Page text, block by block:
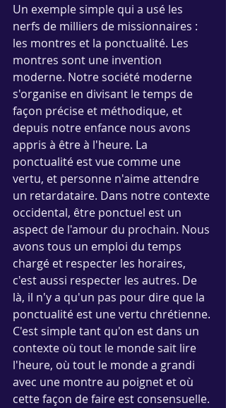
Un exemple simple qui a usé les
nerfs de milliers de missionnaires :
les montres et la ponctualité. Les
montres sont une invention
moderne. Notre société moderne
s'organise en divisant le temps de
façon précise et méthodique, et
depuis notre enfance nous avons
appris à être à l'heure. La
ponctualité est vue comme une
vertu, et personne n'aime attendre
un retardataire. Dans notre contexte
occidental, être ponctuel est un
aspect de l'amour du prochain. Nous
avons tous un emploi du temps
chargé et respecter les horaires,
c'est aussi respecter les autres. De
là, il n'y a qu'un pas pour dire que la
ponctualité est une vertu chrétienne.
C'est simple tant qu'on est dans un
contexte où tout le monde sait lire
l'heure, où tout le monde a grandi
avec une montre au poignet et où
cette façon de faire est consensuelle.